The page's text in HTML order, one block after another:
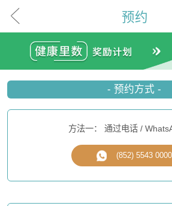
预约
- 预约方式 -
方法一： 通过电话 /
(852) 5543 0000